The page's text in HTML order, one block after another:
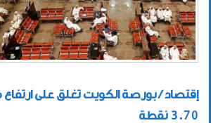
إقتصاد / بورصة الكويت تغلق على
3.70 نقطة